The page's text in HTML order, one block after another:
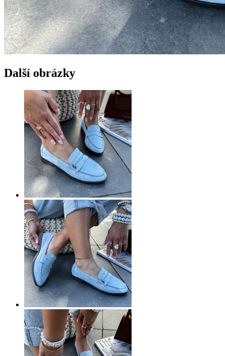
Další obrázky